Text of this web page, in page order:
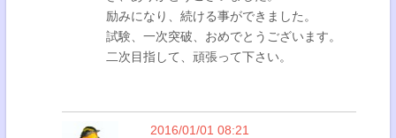
励みになり、続ける事ができました。
試験、一次突破、おめでとうございます。
二次目指して、頑張って下さい。
2016/01/01 08:21